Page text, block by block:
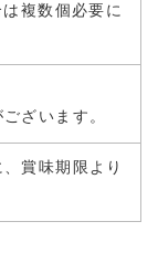
複数個必要に
ざいます。
賞味期限より